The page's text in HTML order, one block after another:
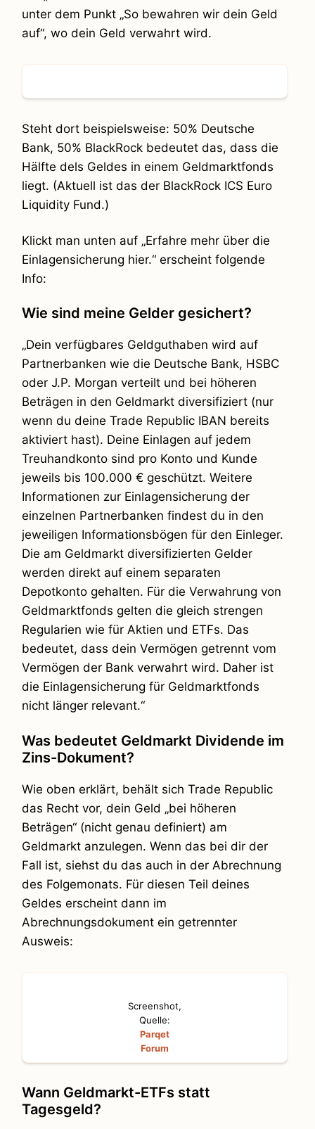
unter dem Punkt „So bewahren wir dein Geld
auf“, wo dein Geld verwahrt wird.
Steht dort beispielsweise: 50% Deutsche
Bank, 50% BlackRock bedeutet das, dass die
Hälfte dels Geldes in einem Geldmarktfonds
liegt. (Aktuell ist das der BlackRock ICS Euro
Liquidity Fund.)
Klickt man unten auf „Erfahre mehr über die
Einlagensicherung hier.“ erscheint folgende
Info:
Wie sind meine Gelder gesichert?
„Dein verfügbares Geldguthaben wird auf
Partnerbanken wie die Deutsche Bank, HSBC
oder J.P. Morgan verteilt und bei höheren
Beträgen in den Geldmarkt diversifiziert (nur
wenn du deine Trade Republic IBAN bereits
aktiviert hast). Deine Einlagen auf jedem
Treuhandkonto sind pro Konto und Kunde
jeweils bis 100.000 € geschützt. Weitere
Informationen zur Einlagensicherung der
einzelnen Partnerbanken findest du in den
jeweiligen Informationsbögen für den Einleger.
Die am Geldmarkt diversifizierten Gelder
werden direkt auf einem separaten
Depotkonto gehalten. Für die Verwahrung von
Geldmarktfonds gelten die gleich strengen
Regularien wie für Aktien und ETFs. Das
bedeutet, dass dein Vermögen getrennt vom
Vermögen der Bank verwahrt wird. Daher ist
die Einlagensicherung für Geldmarktfonds
nicht länger relevant.“
Was bedeutet Geldmarkt Dividende im
Zins-Dokument?
Wie oben erklärt, behält sich Trade Republic
das Recht vor, dein Geld „bei höheren
Beträgen“ (nicht genau definiert) am
Geldmarkt anzulegen. Wenn das bei dir der
Fall ist, siehst du das auch in der Abrechnung
des Folgemonats. Für diesen Teil deines
Geldes erscheint dann im
Abrechnungsdokument ein getrennter
Ausweis:
Screenshot,
Quelle:
Parqet
Forum
Wann Geldmarkt-ETFs statt
Tagesgeld?